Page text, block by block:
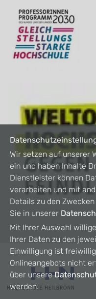
Wir setzen auf unserer
ein und haben Inhalte
Dienstleister können
verarbeiten und mit
Details zu den
Sie in unserer
Mit Ihrer Auswahl
Ihrer Daten zu den
Einwilligung ist
Onlineangebots nicht
über unsere
werden.